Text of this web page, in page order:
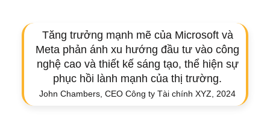
Tăng trưởng mạnh mẽ của Microsoft và
Meta phản ánh xu hướng đầu tư vào công
nghệ cao và thiết kế sáng tạo, thể hiện sự
phục hồi lành mạnh của thị trường.
John Chambers, CEO Công ty Tài chính XYZ, 2024